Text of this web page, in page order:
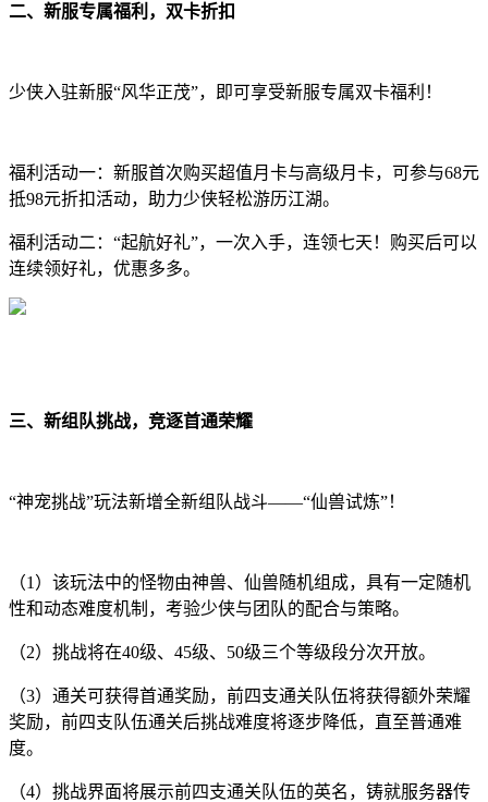
二、新服专属福利，双卡折扣
少侠入驻新服“风华正茂”，即可享受新服专属双卡福利！
福利活动一：新服首次购买超值月卡与高级月卡，可参与68元
抵98元折扣活动，助力少侠轻松游历江湖。
福利活动二：“起航好礼”，一次入手，连领七天！购买后可以
连续领好礼，优惠多多。
三、新组队挑战，竞逐首通荣耀
“神宠挑战”玩法新增全新组队战斗——“仙兽试炼”！
（1）该玩法中的怪物由神兽、仙兽随机组成，具有一定随机
性和动态难度机制，考验少侠与团队的配合与策略。
（2）挑战将在40级、45级、50级三个等级段分次开放。
（3）通关可获得首通奖励，前四支通关队伍将获得额外荣耀
奖励，前四支队伍通关后挑战难度将逐步降低，直至普通难
度。
（4）挑战界面将展示前四支通关队伍的英名，铸就服务器传